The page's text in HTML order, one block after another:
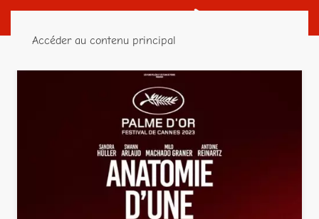
Accéder au contenu principal